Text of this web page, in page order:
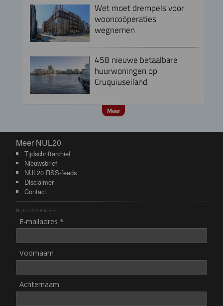
Wet moet drempels voor
wooncoöperaties
wegnemen
458 nieuwe betaalbare
huurwoningen op
Cruquiuseiland
Meer
Meer NUL20
Meer NUL20
Tijdschriftarchief
Nieuwsbrief
NUL20 RSS-feeds
Disclaimer
Contact
NIEUWSBRIEF
E-mailadres *
Voornaam
Achternaam